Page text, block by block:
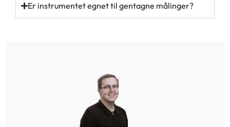
Er instrumentet egnet til gentagne målinger?